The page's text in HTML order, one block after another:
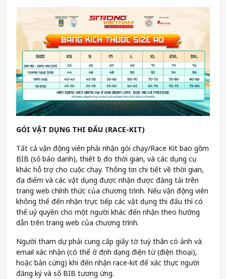
GÓI VẬT DỤNG THI ĐẤU (RACE-KIT)
Tất cả vận động viên phải nhận gói chạy/Race Kit bao gồm
BIB (số báo danh), thiết bị đo thời gian, và các dụng cụ
khác hỗ trợ cho cuộc chạy. Thông tin chi tiết về thời gian,
địa điểm và các vật dụng được nhận được đăng tải trên
trang web chính thức của chương trình. Nếu vận động viên
không thể đến nhận trực tiếp các vật dụng thi đấu thì có
thể uỷ quyền cho một người khác đến nhận theo hướng
dẫn trên trang web của chương trình.
Người tham dự phải cung cấp giấy tờ tuỳ thân có ảnh và
email xác nhận (có thể ở định dạng điện từ (điện thoại),
hoặc bản cứng) khi đến nhận race-kit để xác thực người
đăng ký và số BIB tương ứng.